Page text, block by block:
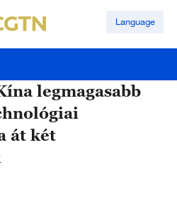
Language
legmagasabb
át két